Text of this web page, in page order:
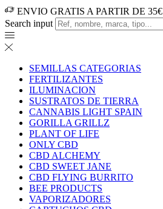
ENVIO GRATIS A PARTIR DE 35€
Search input
SEMILLAS CATEGORIAS
FERTILIZANTES
ILUMINACION
SUSTRATOS DE TIERRA
CANNABIS LIGHT SPAIN
GORILLA GRILLZ
PLANT OF LIFE
ONLY CBD
CBD ALCHEMY
CBD SWEET JANE
CBD FLYING BURRITO
BEE PRODUCTS
VAPORIZADORES